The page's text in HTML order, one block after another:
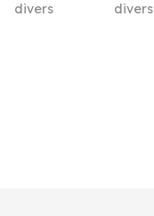
divers
divers